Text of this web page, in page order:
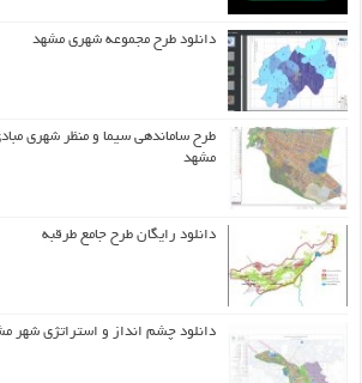
دانلود طرح مجموعه شهری مشهد
طرح ساماندهی سیما و منظر شهری
مشهد
دانلود رایگان طرح جامع طرقبه
دانلود چشم انداز و استراتژی شهر